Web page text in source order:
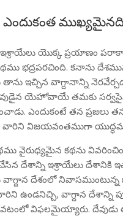
యొక్క ప్రయాణం
భద్రపరచింది. కనాను
తాను ఇచ్చిన వాగ్దానాన్ని
యెహోవాయే తమకు
ఎందుకంటే తన ప్రజలు
వారిని విజయవంతముగా
వైరుధ్యమైన కథను
దేశాన్ని ఇశ్రాయేలు దేశానికి
దేశంలో నివాసముంటున్న
ఉండనిచ్చి, వాగ్దాన దేశాన్ని
విఫలమైయ్యారు. దేవుడు